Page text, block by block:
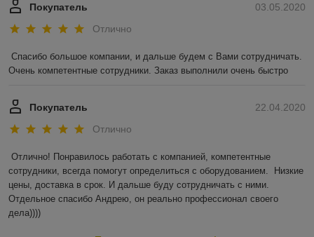
03.05.2020
Покупатель
Отлично
Спасибо большое компании, и дальше будем с Вами сотрудничать.
Очень компетентные сотрудники. Заказ выполнили очень быстро
22.04.2020
Покупатель
Отлично
Отлично! Понравилось работать с компанией, компетентные
сотрудники, всегда помогут определиться с оборудованием.  Низкие
цены, доставка в срок. И дальше буду сотрудничать с ними.
Отдельное спасибо Андрею, он реально профессионал своего
дела))))